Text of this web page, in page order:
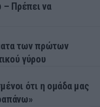
– Πρέπει να
των πρώτων
γύρου
ότι η ομάδα μας